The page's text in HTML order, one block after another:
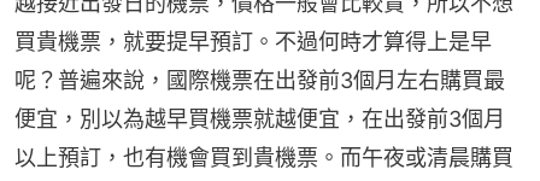
買貴機票，就要提早預訂。不過何時才算得上是早
呢？普遍來說，國際機票在出發前3個月左右購買最
便宜，別以為越早買機票就越便宜，在出發前3個月
以上預訂，也有機會買到貴機票。而午夜或清晨購買